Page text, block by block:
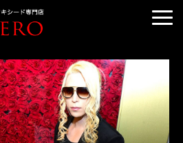
RENTAL
RANKING
DRESS